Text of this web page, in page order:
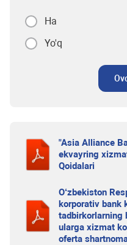
Ha
Yo'q
"Asia Alliance
ekvayring
Qoidalari
O‘zbekiston
korporativ bank
tadbirkorlarning
ularga xizmat
oferta